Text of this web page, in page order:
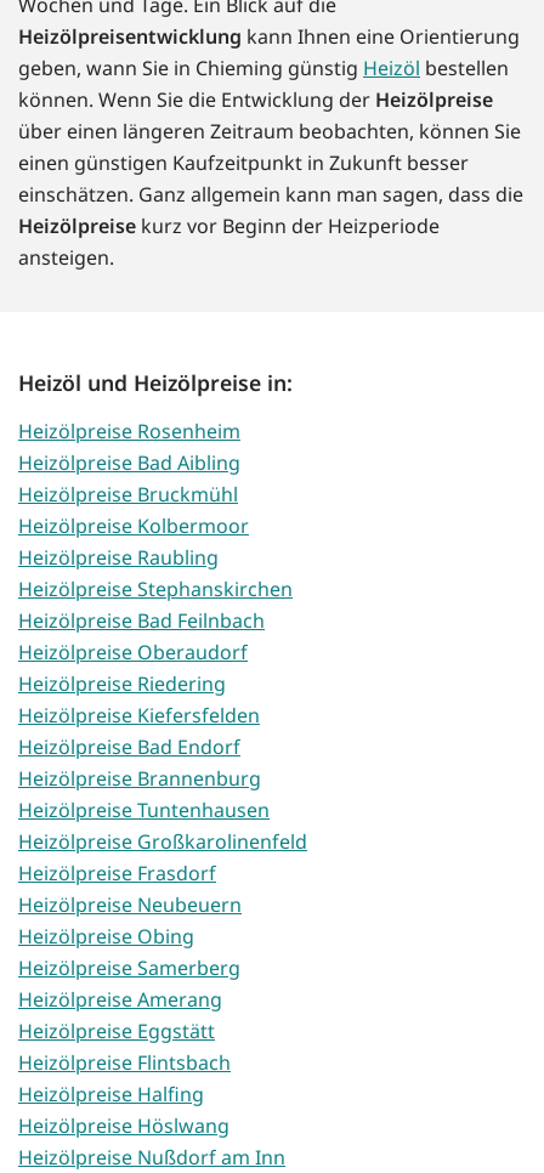
Heizölpreisentwicklung kann Ihnen eine Orientierung
geben, wann Sie in Chieming günstig Heizöl bestellen
können. Wenn Sie die Entwicklung der Heizölpreise
über einen längeren Zeitraum beobachten, können Sie
einen günstigen Kaufzeitpunkt in Zukunft besser
einschätzen. Ganz allgemein kann man sagen, dass die
Heizölpreise kurz vor Beginn der Heizperiode
ansteigen.
Heizöl und Heizölpreise in:
Heizölpreise Rosenheim
Heizölpreise Bad Aibling
Heizölpreise Bruckmühl
Heizölpreise Kolbermoor
Heizölpreise Raubling
Heizölpreise Stephanskirchen
Heizölpreise Bad Feilnbach
Heizölpreise Oberaudorf
Heizölpreise Riedering
Heizölpreise Kiefersfelden
Heizölpreise Bad Endorf
Heizölpreise Brannenburg
Heizölpreise Tuntenhausen
Heizölpreise Großkarolinenfeld
Heizölpreise Frasdorf
Heizölpreise Neubeuern
Heizölpreise Obing
Heizölpreise Samerberg
Heizölpreise Amerang
Heizölpreise Eggstätt
Heizölpreise Flintsbach
Heizölpreise Halfing
Heizölpreise Höslwang
Heizölpreise Nußdorf am Inn